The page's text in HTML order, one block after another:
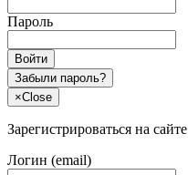
Пароль
Войти
Забыли пароль?
×Close
Зарегистрироваться на сайте
Логин (email)